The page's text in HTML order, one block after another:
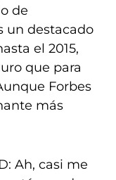
de
un destacado
el 2015,
que para
Forbes
más
Ah, casi me